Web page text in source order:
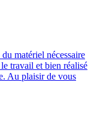
matériel nécessaire
travail et bien réalisé
Au plaisir de vous